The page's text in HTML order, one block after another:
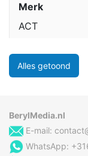
Merk
ACT
Alles getoond
BerylMedia.nl
E-mail:
WhatsApp: